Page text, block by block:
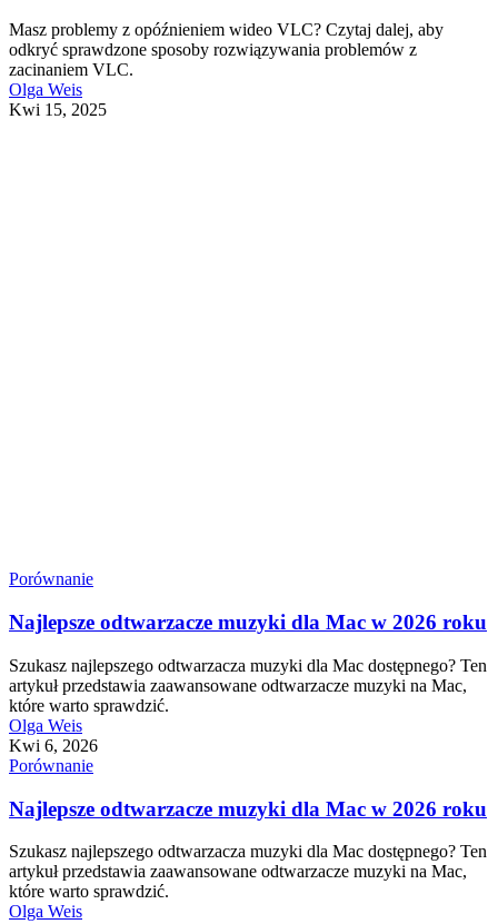
Masz problemy z opóźnieniem wideo VLC? Czytaj dalej, aby
odkryć sprawdzone sposoby rozwiązywania problemów z
zacinaniem VLC.
Olga Weis
Kwi 15, 2025
Porównanie
Najlepsze odtwarzacze muzyki dla Mac w 2026 roku
Szukasz najlepszego odtwarzacza muzyki dla Mac dostępnego? Ten
artykuł przedstawia zaawansowane odtwarzacze muzyki na Mac,
które warto sprawdzić.
Olga Weis
Kwi 6, 2026
Porównanie
Najlepsze odtwarzacze muzyki dla Mac w 2026 roku
Szukasz najlepszego odtwarzacza muzyki dla Mac dostępnego? Ten
artykuł przedstawia zaawansowane odtwarzacze muzyki na Mac,
które warto sprawdzić.
Olga Weis